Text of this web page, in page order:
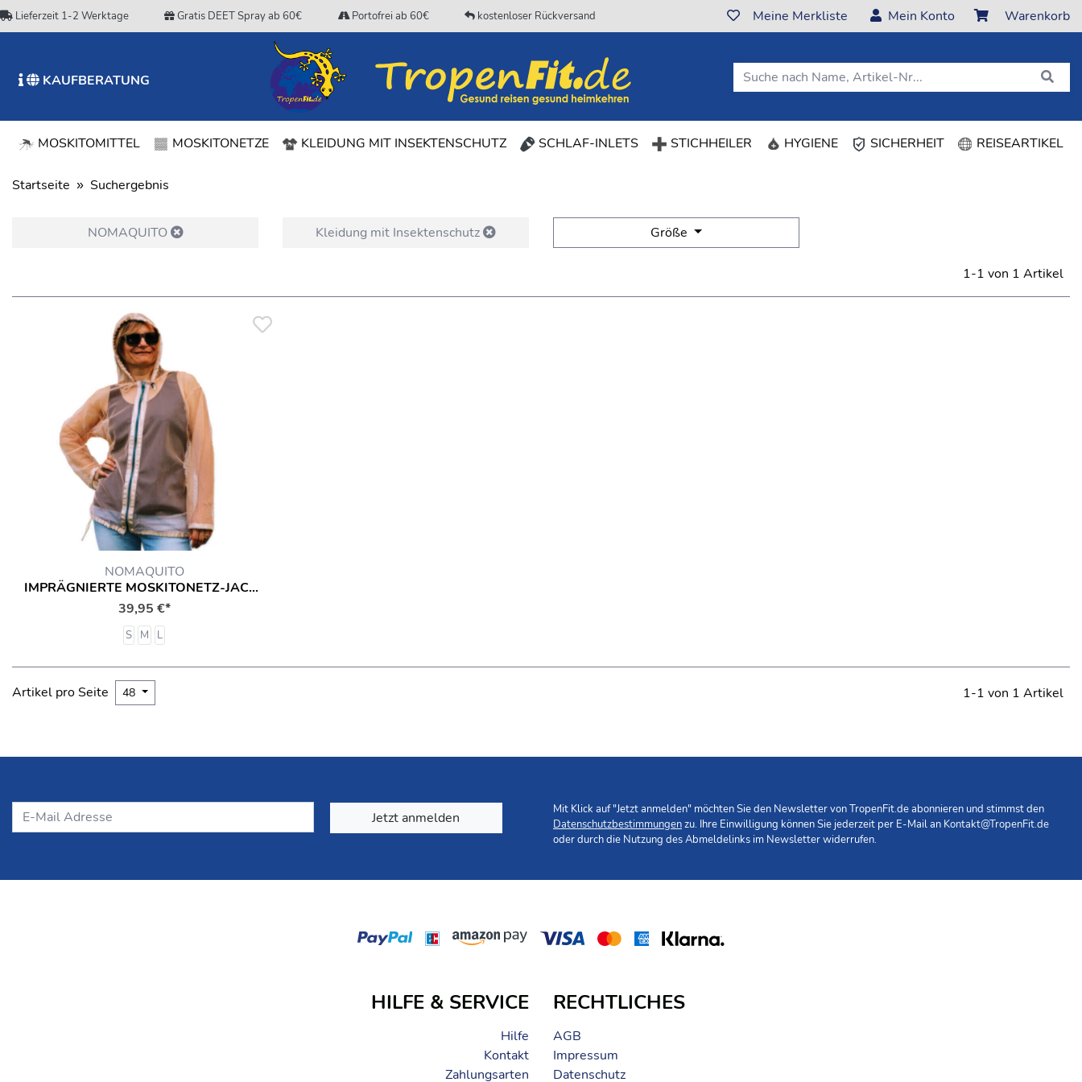
Lieferzeit 1-2 Werktage Gratis DEET Spray ab 60€ Portofrei ab 60€ kostenloser Rückversand Meine Merkliste Mein Konto Warenkorb
KAUFBERATUNG
MOSKITOMITTEL MOSKITONETZE KLEIDUNG MIT INSEKTENSCHUTZ(CURRENT)
SCHLAF-INLETS STICHHEILER HYGIENE SICHERHEIT REISEARTIKEL
Startseite Suchergebnis
NOMAQUITO Kleidung mit Insektenschutz Größe
1-1 von 1 Artikel
NOMAQUITO
IMPRÄGNIERTE MOSKITONETZ-JACKE
39,95 €*
S M L
Artikel pro Seite 48 1-1 von 1 Artikel
Jetzt anmelden
Mit Klick auf "Jetzt anmelden" möchten Sie den Newsletter von TropenFit.de abonnieren und stimmst den
Datenschutzbestimmungenzu. Ihre Einwilligung können Sie jederzeit per E-Mail an Kontakt@TropenFit.de
oder durch die Nutzung des Abmeldelinks im Newsletter widerrufen.
HILFE & SERVICE
Hilfe
Kontakt
Zahlungsarten
RECHTLICHES
AGB
Impressum
Datenschutz